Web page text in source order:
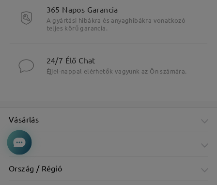
365 Napos Garancia
A gyártási hibákra és anyaghibákra vonatkozó
teljes körű garancia.
24/7 Élő Chat
Éjjel-nappal elérhetők vagyunk az Ön számára.
Vásárlás
Cég
Ország / Régió